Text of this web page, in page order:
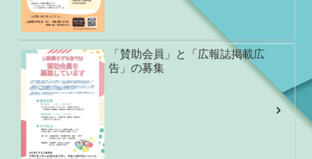
「賛助会員」と「広報誌掲載広
告」の募集